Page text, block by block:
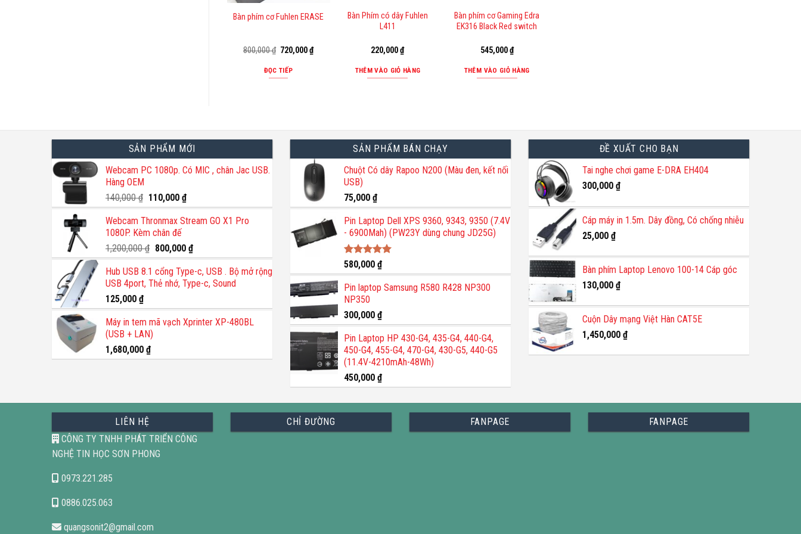
Bàn phím cơ Fuhlen ERASE
800,000₫ Giá
là:
800,000 ₫.
720,000₫Giá
hiện
ĐỌC TIẾP
Bàn Phím có dây Fuhlen
L411
220,000₫
THÊM VÀO GIỎ HÀNG
Bàn phím cơ Gaming Edra
EK316 Black Red switch
545,000₫
THÊM VÀO GIỎ HÀNG
SẢN PHẨM MỚI
Webcam PC 1080p. Có MIC , chân Jac USB.
Hàng OEM
140,000₫ Giá
gốc
là:
140,000 ₫.
110,000 ₫Giá
hiện
tại
110,000 ₫.
Webcam Thronmax Stream GO X1 Pro
1080P. Kèm chân đế
1,200,000₫ Giá
gốc
là:
1,200,000 ₫.
800,000 ₫Giá
hiện
tại
là:
Hub USB 8.1 cổng Type-c, USB . Bộ mở rộng
USB 4port, Thẻ nhớ, Type-c, Sound
125,000 ₫
Máy in tem mã vạch Xprinter XP-480BL
(USB + LAN)
1,680,000 ₫
SẢN PHẨM BÁN CHẠY
Chuột Có dây Rapoo N200 (Màu đen, kết nối
USB)
75,000 ₫
Pin Laptop Dell XPS 9360, 9343, 9350 (7.4V
- 6900Mah) (PW23Y dùng chung JD25G)
Được xếp
hạng5.00
5 sao
580,000 ₫
Pin laptop Samsung R580 R428 NP300
NP350
300,000 ₫
Pin Laptop HP 430-G4, 435-G4, 440-G4,
450-G4, 455-G4, 470-G4, 430-G5, 440-G5
(11.4V-4210mAh-48Wh)
450,000 ₫
ĐỀ XUẤT CHO BẠN
Tai nghe chơi game E-DRA EH404
300,000 ₫
Cáp máy in 1.5m. Dây đồng, Có chống nhiễu
25,000 ₫
Bàn phím Laptop Lenovo 100-14 Cáp góc
130,000 ₫
Cuộn Dây mạng Việt Hàn CAT5E
1,450,000 ₫
LIÊN HỆ
CÔNG TY TNHH PHÁT TRIỂN CÔNG
NGHỆ TIN HỌC SƠN PHONG
0973.221.285
0886.025.063
quangsonit2@gmail.com
CHỈ ĐƯỜNG FANPAGE FANPAGE